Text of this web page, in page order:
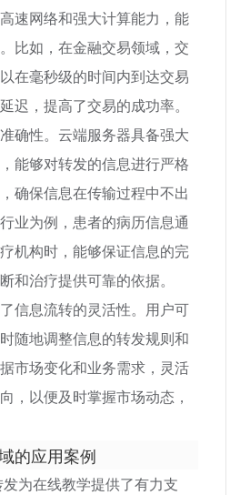
速网络和强大计算能力，能
比如，在金融交易领域，交
在毫秒级的时间内到达交易
迟，提高了交易的成功率。
确性。云端服务器具备强大
能够对转发的信息进行严格
确保信息在传输过程中不出
业为例，患者的病历信息通
机构时，能够保证信息的完
和治疗提供可靠的依据。
信息流转的灵活性。用户可
随地调整信息的转发规则和
市场变化和业务需求，灵活
，以便及时掌握市场动态，
的应用案例
为在线教学提供了有力支